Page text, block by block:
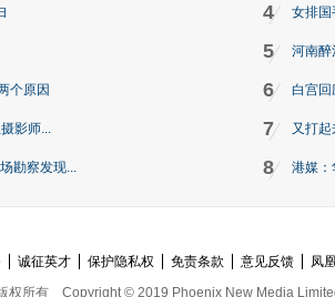
个原因
影师...
勘察发现...
4 女排国
5 河南醉
6 白宫回
7 又打起
8 港媒：
诚征英才 保护隐私权 免责条款 意见反馈 凤
权所有 Copyright © 2019 Phoenix New Media